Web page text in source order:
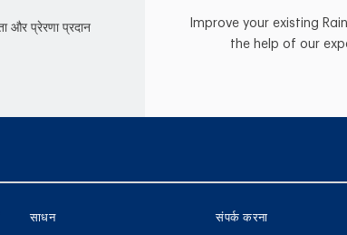
और प्रेरणा प्रदान
Improve your existing
the help of our
साधन संपर्क करना